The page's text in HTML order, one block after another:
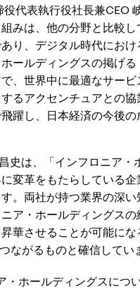
代表執行役社長兼CEO
みは、他の分野と比較
り、デジタル時代にお
ールディングスの掲げ
、世界中に最適なサー
るアクセンチュアとの
躍し、日本経済の今後
史は、「インフロニア・
変革をもたらしている
。両社が持つ業界の深
ア・ホールディングスの
華させることが可能にな
がるものと確信してい
・ホールディングスにつ